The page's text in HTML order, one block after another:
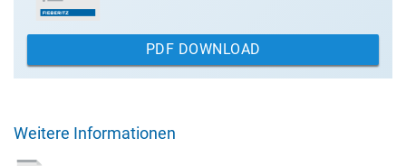
PDF DOWNLOAD
Weitere Informationen